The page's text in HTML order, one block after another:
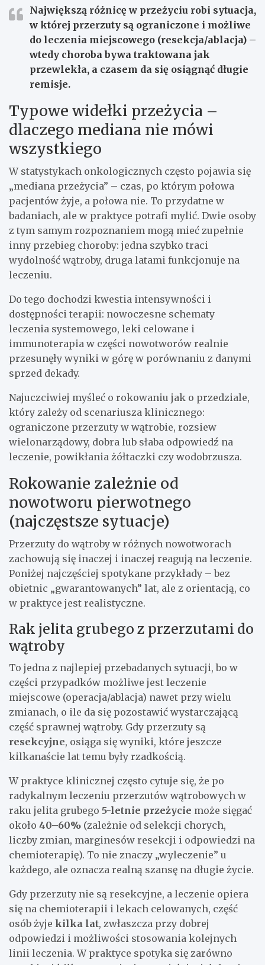
Największą różnicę w przeżyciu robi sytuacja,
w której przerzuty są ograniczone i możliwe
do leczenia miejscowego (resekcja/ablacja) –
wtedy choroba bywa traktowana jak
przewlekła, a czasem da się osiągnąć długie
remisje.
Typowe widełki przeżycia –
dlaczego mediana nie mówi
wszystkiego
W statystykach onkologicznych często pojawia się
„mediana przeżycia” – czas, po którym połowa
pacjentów żyje, a połowa nie. To przydatne w
badaniach, ale w praktyce potrafi mylić. Dwie osoby
z tym samym rozpoznaniem mogą mieć zupełnie
inny przebieg choroby: jedna szybko traci
wydolność wątroby, druga latami funkcjonuje na
leczeniu.
Do tego dochodzi kwestia intensywności i
dostępności terapii: nowoczesne schematy
leczenia systemowego, leki celowane i
immunoterapia w części nowotworów realnie
przesunęły wyniki w górę w porównaniu z danymi
sprzed dekady.
Najuczciwiej myśleć o rokowaniu jak o przedziale,
który zależy od scenariusza klinicznego:
ograniczone przerzuty w wątrobie, rozsiew
wielonarządowy, dobra lub słaba odpowiedź na
leczenie, powikłania żółtaczki czy wodobrzusza.
Rokowanie zależnie od
nowotworu pierwotnego
(najczęstsze sytuacje)
Przerzuty do wątroby w różnych nowotworach
zachowują się inaczej i inaczej reagują na leczenie.
Poniżej najczęściej spotykane przykłady – bez
obietnic „gwarantowanych” lat, ale z orientacją, co
w praktyce jest realistyczne.
Rak jelita grubego z przerzutami do
wątroby
To jedna z najlepiej przebadanych sytuacji, bo w
części przypadków możliwe jest leczenie
miejscowe (operacja/ablacja) nawet przy wielu
zmianach, o ile da się pozostawić wystarczającą
część sprawnej wątroby. Gdy przerzuty są
resekcyjne, osiąga się wyniki, które jeszcze
kilkanaście lat temu były rzadkością.
W praktyce klinicznej często cytuje się, że po
radykalnym leczeniu przerzutów wątrobowych w
raku jelita grubego 5-letnie przeżycie może sięgać
około 40–60% (zależnie od selekcji chorych,
liczby zmian, marginesów resekcji i odpowiedzi na
chemioterapię). To nie znaczy „wyleczenie” u
każdego, ale oznacza realną szansę na długie życie.
Gdy przerzuty nie są resekcyjne, a leczenie opiera
się na chemioterapii i lekach celowanych, część
osób żyje kilka lat, zwłaszcza przy dobrej
odpowiedzi i możliwości stosowania kolejnych
linii leczenia. W praktyce spotyka się zarówno